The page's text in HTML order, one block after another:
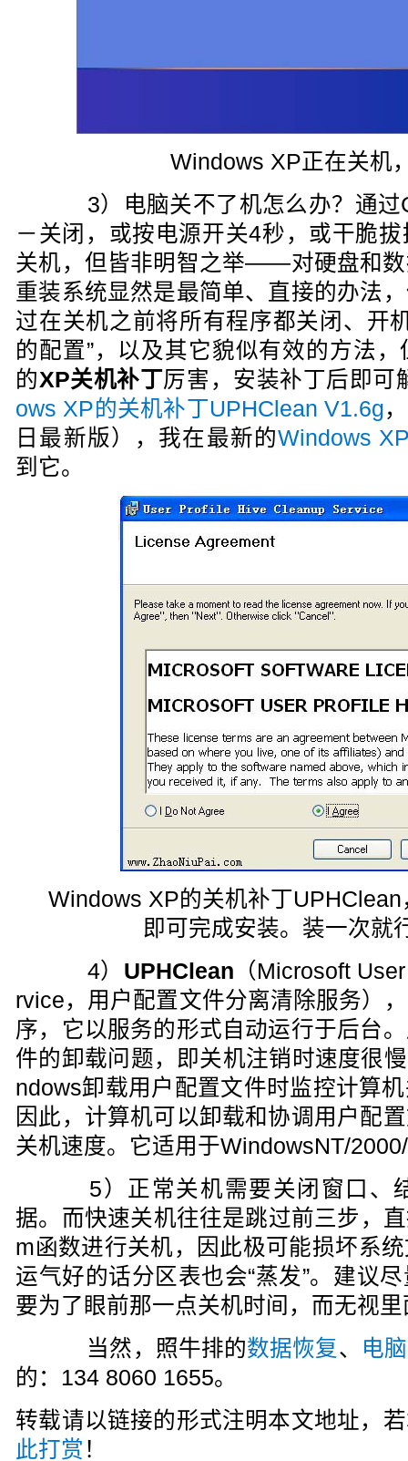
Windows XP正在关机
3）电脑关不了机怎么办？通过
－关闭，或按电源开关4秒，或干脆
关机，但皆非明智之举——对硬盘和
重装系统显然是最简单、直接的办法
过在关机之前将所有程序都关闭、开
的配置”，以及其它貌似有效的方法
的XP关机补丁厉害，安装补丁后即可
ows XP的关机补丁UPHClean V1.6g
日最新版），我在最新的Windows
到它。
Windows XP的关机补丁UPHClean
即可完成安装。装一次就
4） UPHClean （Microsoft
rvice，用户配置文件分离清除服务）
序，它以服务的形式自动运行于后台
件的卸载问题，即关机注销时速度很
ndows卸载用户配置文件时监控计算
因此，计算机可以卸载和协调用户配
关机速度。它适用于WindowsNT/
5）正常关机需要关闭窗口、
据。而快速关机往往是跳过前三步，
m函数进行关机，因此极可能损坏系
运气好的话分区表也会“蒸发”。建议
要为了眼前那一点关机时间，而无视
当然，照牛排的数据恢复、
电
的：134 8060 1655。
转载请以链接的形式注明本文地址，
此打赏 ！